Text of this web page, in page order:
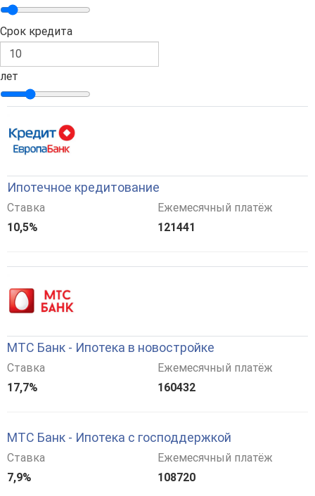
Срок кредита
лет
Ипотечное кредитование
Ставка
10,5%
Ежемесячный платёж
121441
МТС Банк - Ипотека в новостройке
Ставка
17,7%
Ежемесячный платёж
160432
МТС Банк - Ипотека с господдержкой
Ставка
7,9%
Ежемесячный платёж
108720